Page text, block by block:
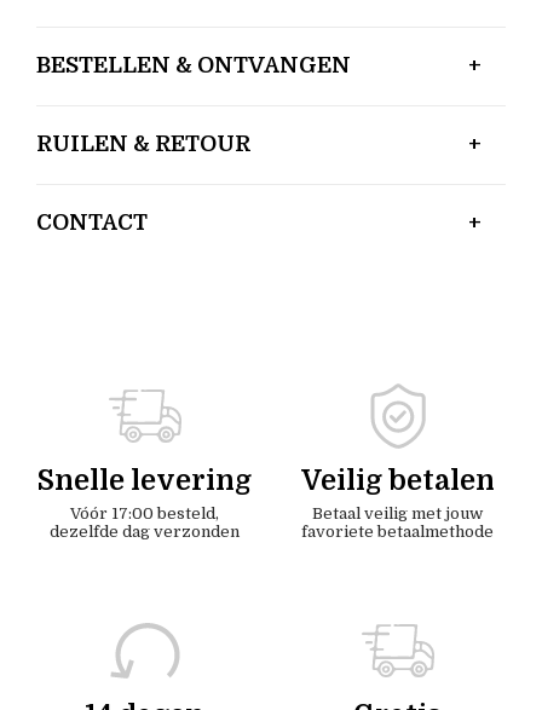
BESTELLEN & ONTVANGEN
RUILEN & RETOUR
CONTACT
Snelle levering
Vóór 17:00 besteld,
dezelfde dag verzonden
Veilig betalen
Betaal veilig met jouw
favoriete betaalmethode